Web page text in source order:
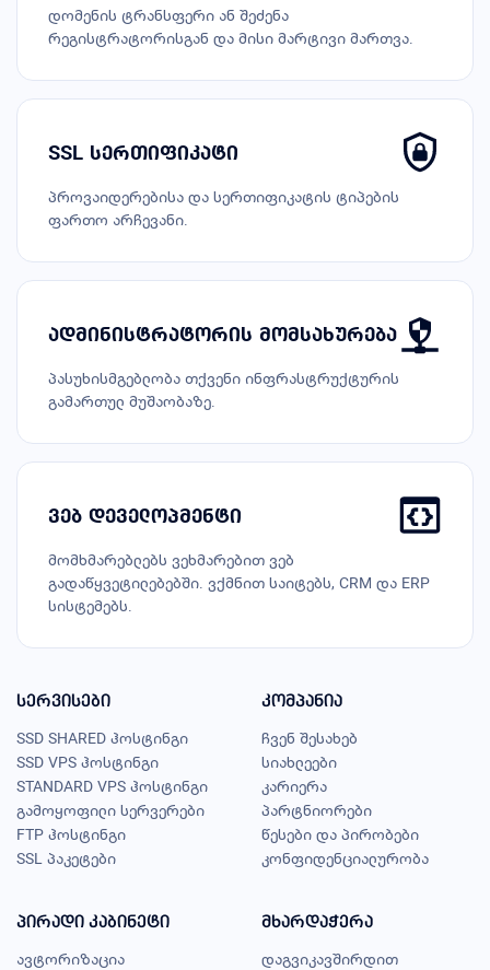
დომენის ტრანსფერი ან შეძენა
რეგისტრატორისგან და მისი მარტივი მართვა.
SSL სერთიფიკატი
პროვაიდერებისა და სერთიფიკატის ტიპების
ფართო არჩევანი.
ადმინისტრატორის მომსახურება
პასუხისმგებლობა თქვენი ინფრასტრუქტურის
გამართულ მუშაობაზე.
ვებ დეველოპმენტი
მომხმარებლებს ვეხმარებით ვებ
გადაწყვეტილებებში. ვქმნით საიტებს, CRM და ERP
სისტემებს.
სერვისები
SSD SHARED ჰოსტინგი
SSD VPS ჰოსტინგი
STANDARD VPS ჰოსტინგი
გამოყოფილი სერვერები
FTP ჰოსტინგი
SSL პაკეტები
კომპანია
ჩვენ შესახებ
სიახლეები
კარიერა
პარტნიორები
წესები და პირობები
კონფიდენციალურობა
პირადი კაბინეტი
ავტორიზაცია
მხარდაჭერა
დაგვიკავშირდით